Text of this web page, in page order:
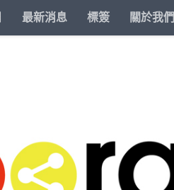
最新消息 標簽 關於我們